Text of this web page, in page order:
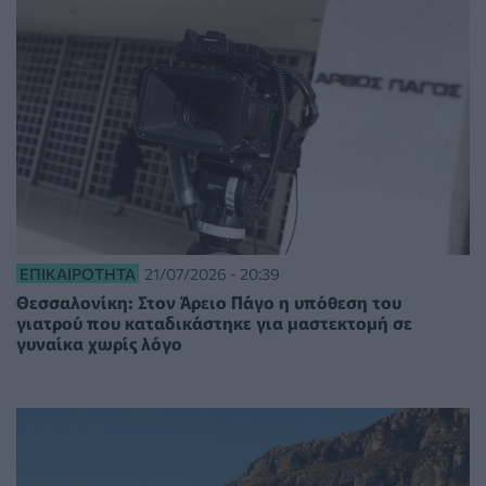
ΕΠΙΚΑΙΡΌΤΗΤΑ 21/07/2026 - 20:39
Θεσσαλονίκη: Στον Άρειο Πάγο η υπόθεση του
γιατρού που καταδικάστηκε για μαστεκτομή σε
γυναίκα χωρίς λόγο